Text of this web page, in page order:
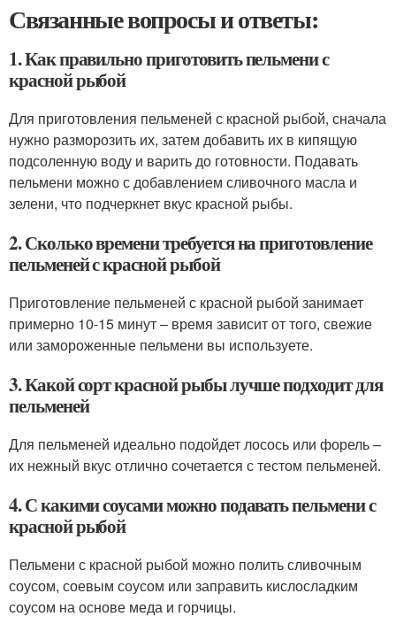
Связанные вопросы и ответы:
1. Как правильно приготовить пельмени с
красной рыбой
Для приготовления пельменей с красной рыбой, сначала
нужно разморозить их, затем добавить их в кипящую
подсоленную воду и варить до готовности. Подавать
пельмени можно с добавлением сливочного масла и
зелени, что подчеркнет вкус красной рыбы.
2. Сколько времени требуется на приготовление
пельменей с красной рыбой
Приготовление пельменей с красной рыбой занимает
примерно 10-15 минут – время зависит от того, свежие
или замороженные пельмени вы используете.
3. Какой сорт красной рыбы лучше подходит для
пельменей
Для пельменей идеально подойдет лосось или форель –
их нежный вкус отлично сочетается с тестом пельменей.
4. С какими соусами можно подавать пельмени с
красной рыбой
Пельмени с красной рыбой можно полить сливочным
соусом, соевым соусом или заправить кислосладким
соусом на основе меда и горчицы.